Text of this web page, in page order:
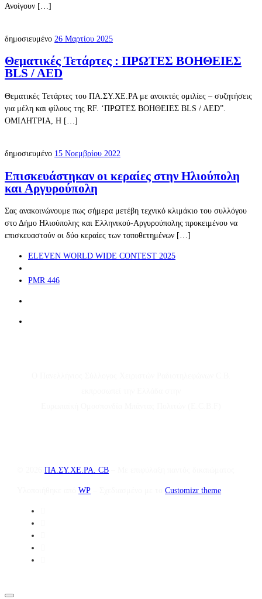
Ανοίγουν […]
δημοσιευμένο 26 Μαρτίου 2025
Θεματικές Τετάρτες : ΠΡΩΤΕΣ ΒΟΗΘΕΙΕΣ
BLS / AED
Θεματικές Τετάρτες του ΠΑ.ΣΥ.ΧΕ.ΡΑ με ανοικτές ομιλίες – συζητήσεις
για μέλη και φίλους της RF. ‘ΠΡΩΤΕΣ ΒΟΗΘΕΙΕΣ BLS / AED”.
ΟΜΙΛΗΤΡΙΑ, Η […]
δημοσιευμένο 15 Νοεμβρίου 2022
Επισκευάστηκαν οι κεραίες στην Ηλιούπολη
και Αργυρούπολη
Σας ανακοινώνουμε πως σήμερα μετέβη τεχνικό κλιμάκιο του συλλόγου
στο Δήμο Ηλιούπολης και Ελληνικού-Αργυρούπολης προκειμένου να
επισκευαστούν οι δύο κεραίες των τοποθετημένων […]
Πλοήγηση
δημοσιεύσεων
Προηγούμενο
ELEVEN WORLD WIDE CONTEST 2025
στην
Επόμενο
PMR 446
© 2026ΠΑ.ΣΥ.ΧΕ.ΡΑ. CB
Υλοποιήθηκε απόWP – Σχεδιασμένο με τοCustomizr theme